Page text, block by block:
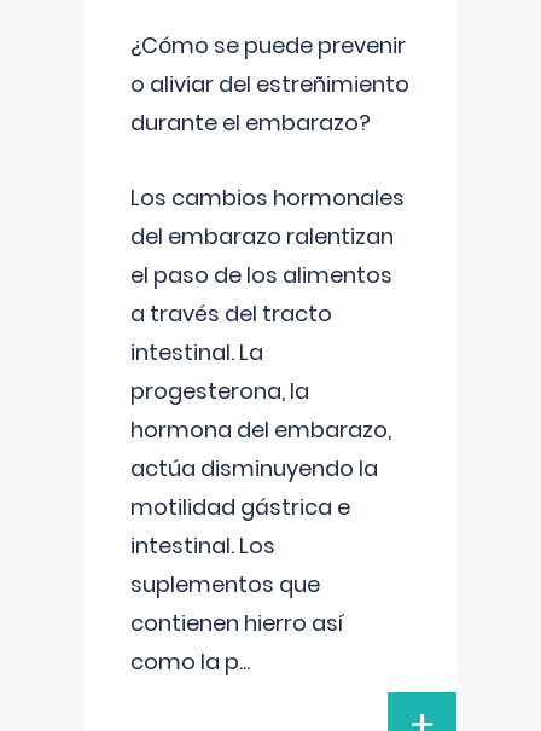
¿Cómo se puede prevenir
o aliviar del estreñimiento
durante el embarazo?
Los cambios hormonales
del embarazo ralentizan
el paso de los alimentos
a través del tracto
intestinal. La
progesterona, la
hormona del embarazo,
actúa disminuyendo la
motilidad gástrica e
intestinal. Los
suplementos que
contienen hierro así
como la p...